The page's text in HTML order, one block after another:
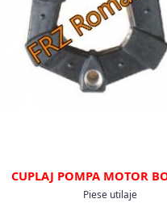
CUPLAJ POMPA MOTOR
Piese utilaje